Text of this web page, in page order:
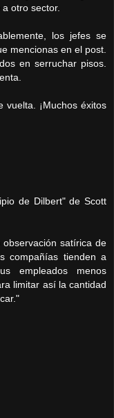
otro sector.
los jefes se
mencionas en el post.
en serruchar pisos.
vuelta. ¡Muchos éxitos
de Dilbert" de Scott
satírica de
compañías tienden a
empleados menos
limitar así la cantidad